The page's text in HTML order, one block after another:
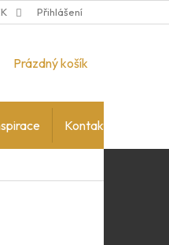
Přihlášení
NÁKUPNÍ
Prázdný košík
Kontakty